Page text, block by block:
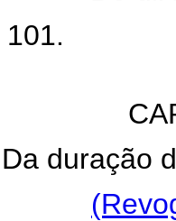
e Art.
Da duração